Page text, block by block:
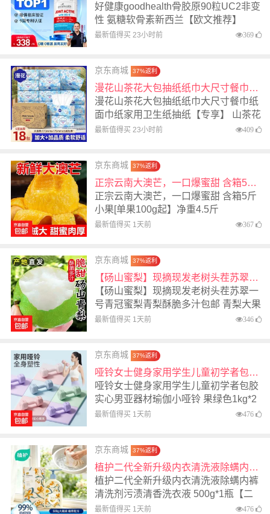
好健康goodhealth骨胶原90粒UC2非变
性 氨糖软骨素新西兰【欧文推荐】
最新值得买 23小时前 369
京东商城 37%返利
漫花山茶花大包抽纸纸巾大尺寸餐巾纸面巾纸家用卫生纸抽纸【专享】 山茶花抽纸 5层 400张*18包
漫花山茶花大包抽纸纸巾大尺寸餐巾纸
面巾纸家用卫生纸抽纸【专享】 山茶花
抽纸 5层 400张*18包
最新值得买 23小时前 409
京东商城 37%返利
正宗云南大澳芒，一口爆蜜甜 含箱5斤小果[单果100g起】净重4.5斤
正宗云南大澳芒，一口爆蜜甜 含箱5斤
小果[单果100g起】净重4.5斤
最新值得买 1天前 367
京东商城 37%返利
【砀山蜜梨】现摘现发老树头茬苏翠一号青冠蜜梨青梨酥脆多汁包邮 青梨大果带箱5斤净重4.5单果223g
【砀山蜜梨】现摘现发老树头茬苏翠一
号青冠蜜梨青梨酥脆多汁包邮 青梨大果
带箱5斤净重4.5单果223g
最新值得买 1天前 346
京东商城 37%返利
哑铃女士健身家用学生儿童初学者包胶实心男亚器材瑜伽小哑铃 果绿色1kg*2支
哑铃女士健身家用学生儿童初学者包胶
实心男亚器材瑜伽小哑铃 果绿色1kg*2
支
最新值得买 1天前 476
京东商城 37%返利
植护二代全新升级内衣清洗液除螨内裤清洗剂污渍清香洗衣液 500g*1瓶【二代升级款去黄去血污】
植护二代全新升级内衣清洗液除螨内裤
清洗剂污渍清香洗衣液 500g*1瓶【二
代升级款去黄去血污】
最新值得买 1天前 476